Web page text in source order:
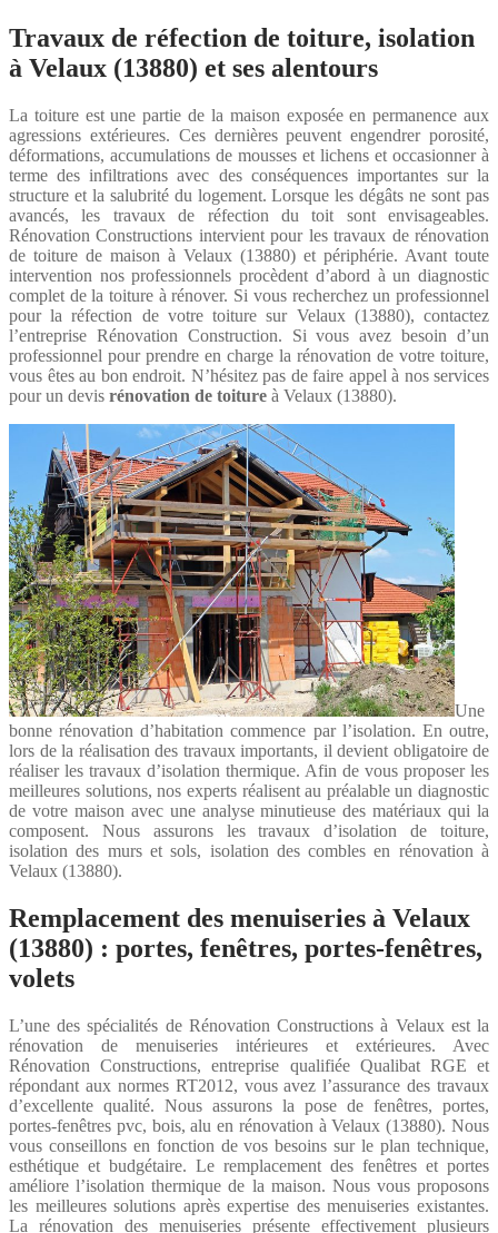
Travaux de réfection de toiture, isolation
à Velaux (13880) et ses alentours
La toiture est une partie de la maison exposée en permanence aux
agressions extérieures. Ces dernières peuvent engendrer porosité,
déformations, accumulations de mousses et lichens et occasionner à
terme des infiltrations avec des conséquences importantes sur la
structure et la salubrité du logement. Lorsque les dégâts ne sont pas
avancés, les travaux de réfection du toit sont envisageables.
Rénovation Constructions intervient pour les travaux de rénovation
de toiture de maison à Velaux (13880) et périphérie. Avant toute
intervention nos professionnels procèdent d’abord à un diagnostic
complet de la toiture à rénover. Si vous recherchez un professionnel
pour la réfection de votre toiture sur Velaux (13880), contactez
l’entreprise Rénovation Construction. Si vous avez besoin d’un
professionnel pour prendre en charge la rénovation de votre toiture,
vous êtes au bon endroit. N’hésitez pas de faire appel à nos services
pour un devis rénovation de toiture à Velaux (13880).
Une
bonne rénovation d’habitation commence par l’isolation. En outre,
lors de la réalisation des travaux importants, il devient obligatoire de
réaliser les travaux d’isolation thermique. Afin de vous proposer les
meilleures solutions, nos experts réalisent au préalable un diagnostic
de votre maison avec une analyse minutieuse des matériaux qui la
composent. Nous assurons les travaux d’isolation de toiture,
isolation des murs et sols, isolation des combles en rénovation à
Velaux (13880).
Remplacement des menuiseries à Velaux
(13880) : portes, fenêtres, portes-fenêtres,
volets
L’une des spécialités de Rénovation Constructions à Velaux est la
rénovation de menuiseries intérieures et extérieures. Avec
Rénovation Constructions, entreprise qualifiée Qualibat RGE et
répondant aux normes RT2012, vous avez l’assurance des travaux
d’excellente qualité. Nous assurons la pose de fenêtres, portes,
portes-fenêtres pvc, bois, alu en rénovation à Velaux (13880). Nous
vous conseillons en fonction de vos besoins sur le plan technique,
esthétique et budgétaire. Le remplacement des fenêtres et portes
améliore l’isolation thermique de la maison. Nous vous proposons
les meilleures solutions après expertise des menuiseries existantes.
La rénovation des menuiseries présente effectivement plusieurs